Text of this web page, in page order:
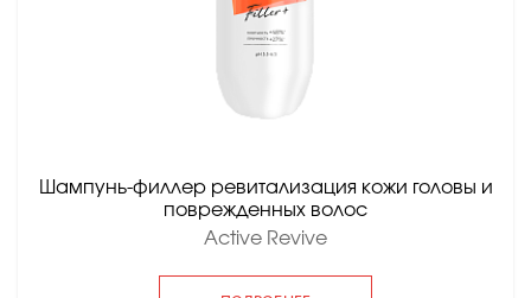
Шампунь-филлер ревитализация кожи головы и
поврежденных волос
Active Revive